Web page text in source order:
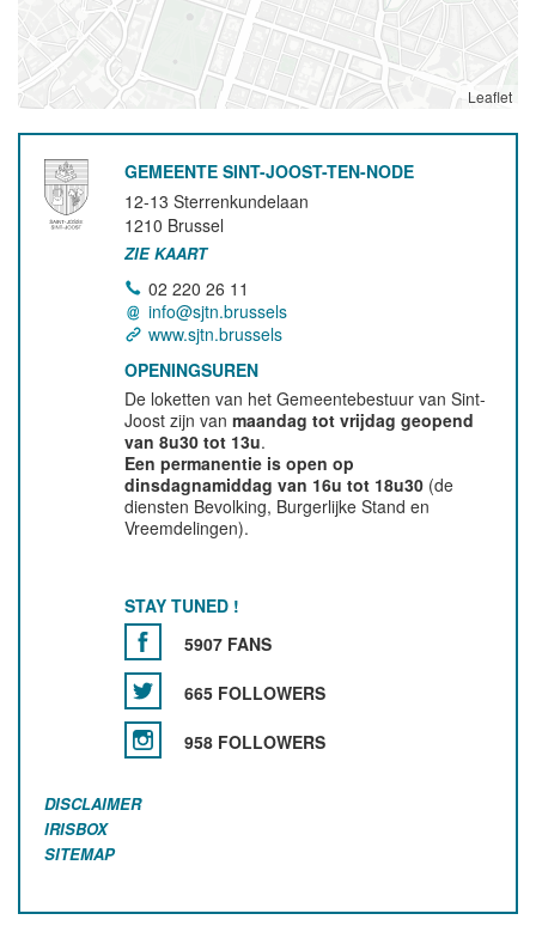
Leaflet
GEMEENTE SINT-JOOST-TEN-NODE
12-13 Sterrenkundelaan
1210 Brussel
ZIE KAART
02 220 26 11
info@sjtn.brussels
www.sjtn.brussels
OPENINGSUREN
De loketten van het Gemeentebestuur van Sint-
Joost zijn vanmaandag tot vrijdag geopend
van 8u30 tot 13u.
Een permanentie is open op
dinsdagnamiddag van 16u tot 18u30 (de
diensten Bevolking, Burgerlijke Stand en
Vreemdelingen).
STAY TUNED !
5907 FANS
665 FOLLOWERS
958 FOLLOWERS
DISCLAIMER
IRISBOX
SITEMAP